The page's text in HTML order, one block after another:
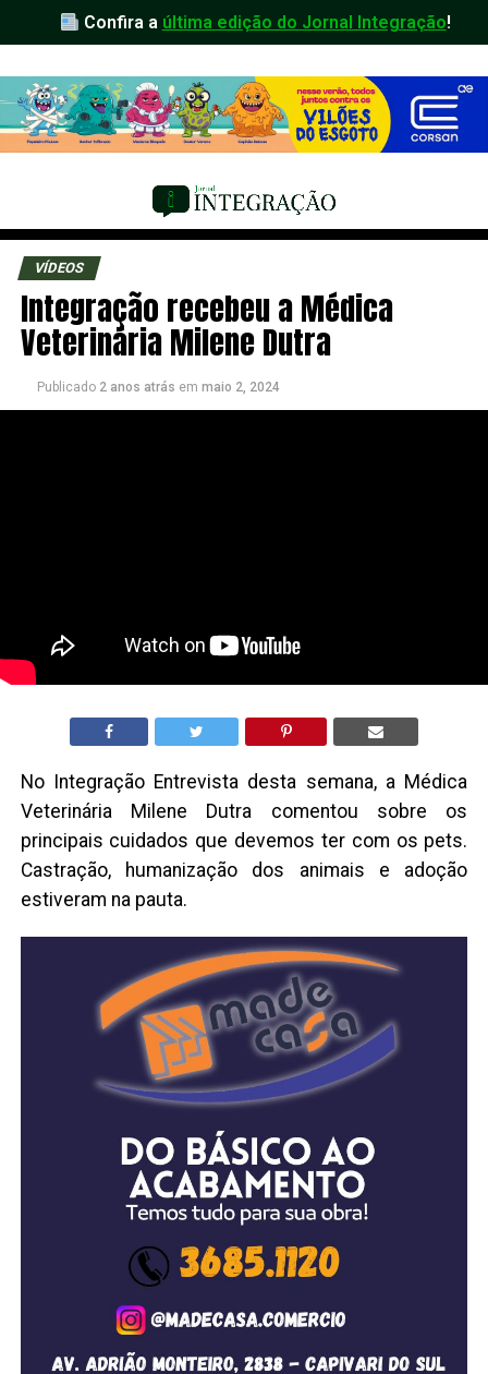
Confira a última edição do Jornal Integração!
VÍDEOS
Integração recebeu a Médica
Veterinária Milene Dutra
Publicado 2 anos atrás em maio 2, 2024
No Integração Entrevista desta semana, a Médica
Veterinária Milene Dutra comentou sobre os
principais cuidados que devemos ter com os pets.
Castração, humanização dos animais e adoção
estiveram na pauta.